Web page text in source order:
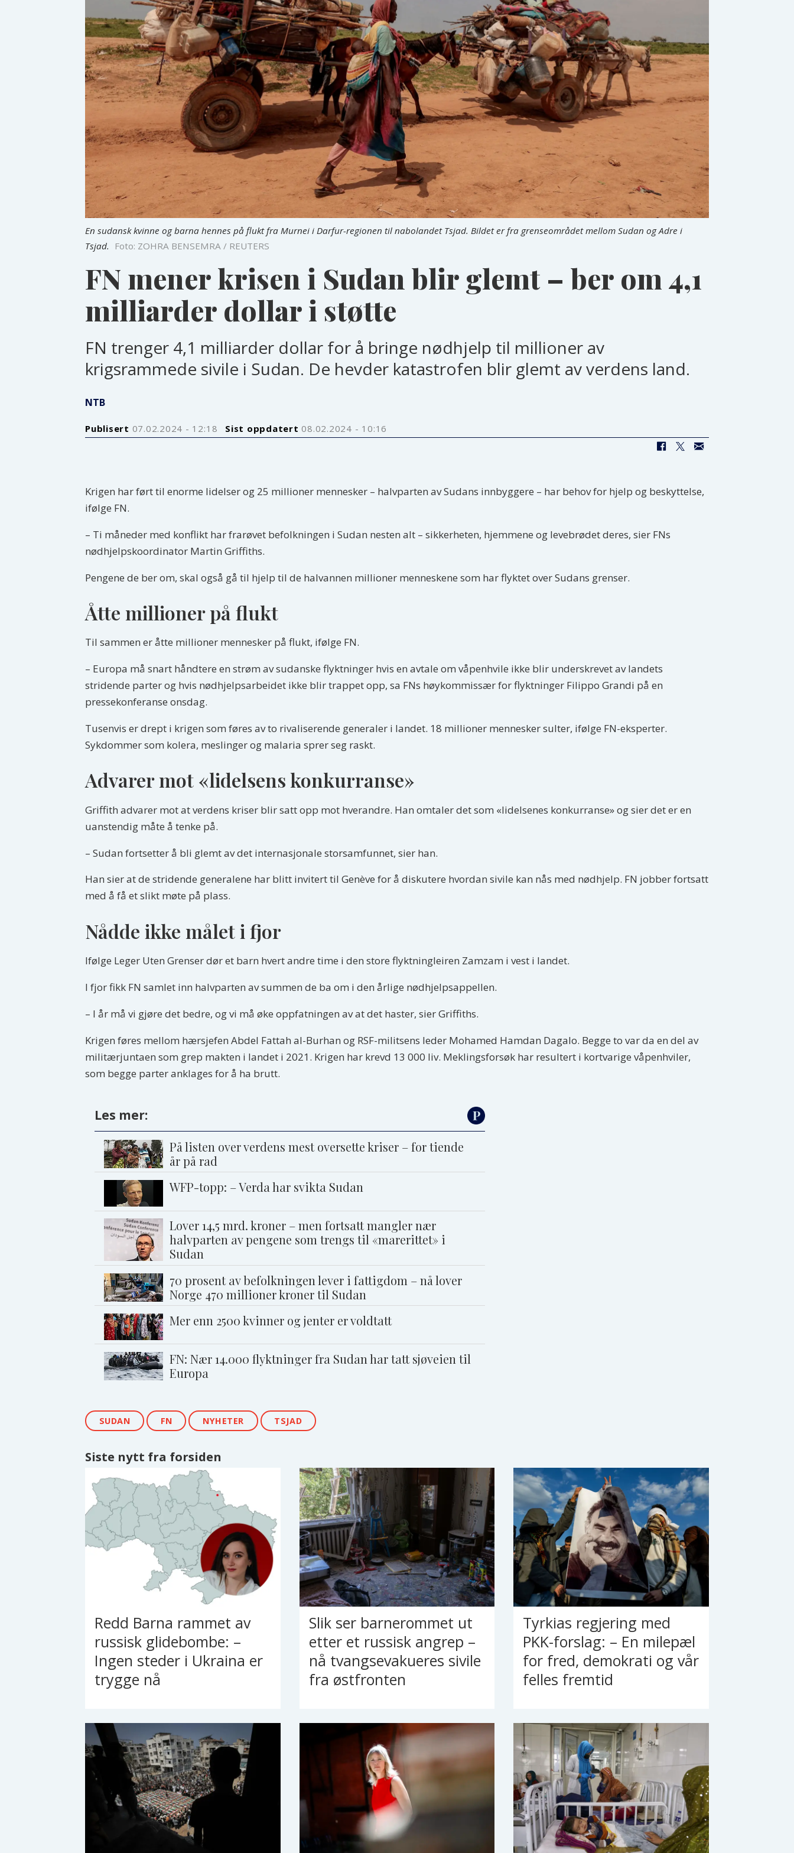
En sudansk kvinne og barna hennes på flukt fra Murnei i Darfur-regionen til nabolandet Tsjad. Bildet er fra grenseområdet mellom Sudan og Adre i
Tsjad. Foto: ZOHRA BENSEMRA / REUTERS
FN mener krisen i Sudan blir glemt – ber om 4,1
milliarder dollar i støtte
FN trenger 4,1 milliarder dollar for å bringe nødhjelp til millioner av
krigsrammede sivile i Sudan. De hevder katastrofen blir glemt av verdens land.
NTB
Publisert 07.02.2024 - 12:18 Sist oppdatert 08.02.2024 - 10:16
Krigen har ført til enorme lidelser og 25 millioner mennesker – halvparten av Sudans innbyggere – har behov for hjelp og beskyttelse,
ifølge FN.
– Ti måneder med konflikt har frarøvet befolkningen i Sudan nesten alt – sikkerheten, hjemmene og levebrødet deres, sier FNs
nødhjelpskoordinator Martin Griffiths.
Pengene de ber om, skal også gå til hjelp til de halvannen millioner menneskene som har flyktet over Sudans grenser.
Åtte millioner på flukt
Til sammen er åtte millioner mennesker på flukt, ifølge FN.
– Europa må snart håndtere en strøm av sudanske flyktninger hvis en avtale om våpenhvile ikke blir underskrevet av landets
stridende parter og hvis nødhjelpsarbeidet ikke blir trappet opp, sa FNs høykommissær for flyktninger Filippo Grandi på en
pressekonferanse onsdag.
Tusenvis er drept i krigen som føres av to rivaliserende generaler i landet. 18 millioner mennesker sulter, ifølge FN-eksperter.
Sykdommer som kolera, meslinger og malaria sprer seg raskt.
Advarer mot «lidelsens konkurranse»
Griffith advarer mot at verdens kriser blir satt opp mot hverandre. Han omtaler det som «lidelsenes konkurranse» og sier det er en
uanstendig måte å tenke på.
– Sudan fortsetter å bli glemt av det internasjonale storsamfunnet, sier han.
Han sier at de stridende generalene har blitt invitert til Genève for å diskutere hvordan sivile kan nås med nødhjelp. FN jobber fortsatt
med å få et slikt møte på plass.
Nådde ikke målet i fjor
Ifølge Leger Uten Grenser dør et barn hvert andre time i den store flyktningleiren Zamzam i vest i landet.
I fjor fikk FN samlet inn halvparten av summen de ba om i den årlige nødhjelpsappellen.
– I år må vi gjøre det bedre, og vi må øke oppfatningen av at det haster, sier Griffiths.
Krigen føres mellom hærsjefen Abdel Fattah al-Burhan og RSF-militsens leder Mohamed Hamdan Dagalo. Begge to var da en del av
militærjuntaen som grep makten i landet i 2021. Krigen har krevd 13 000 liv. Meklingsforsøk har resultert i kortvarige våpenhviler,
som begge parter anklages for å ha brutt.
Les mer:
På listen over verdens mest oversette kriser – for tiende
år på rad
WFP-topp: – Verda har svikta Sudan
Lover 14,5 mrd. kroner – men fortsatt mangler nær
halvparten av pengene som trengs til «marerittet» i
Sudan
70 prosent av befolkningen lever i fattigdom – nå lover
Norge 470 millioner kroner til Sudan
Mer enn 2500 kvinner og jenter er voldtatt
FN: Nær 14.000 flyktninger fra Sudan har tatt sjøveien til
Europa
SUDAN FN NYHETER TSJAD
Siste nytt fra forsiden
Redd Barna rammet av
russisk glidebombe: –
Ingen steder i Ukraina er
trygge nå
Slik ser barnerommet ut
etter et russisk angrep –
nå tvangsevakueres sivile
fra østfronten
Tyrkias regjering med
PKK-forslag: – En milepæl
for fred, demokrati og vår
felles fremtid